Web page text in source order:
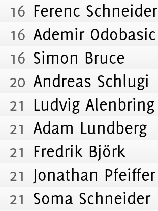
16 Ferenc Schneider
16 Ademir Odobasic
16 Simon Bruce
20 Andreas Schlugi
21 Ludvig Alenbring
21 Adam Lundberg
21 Fredrik Björk
21 Jonathan Pfeiffer
21 Soma Schneider